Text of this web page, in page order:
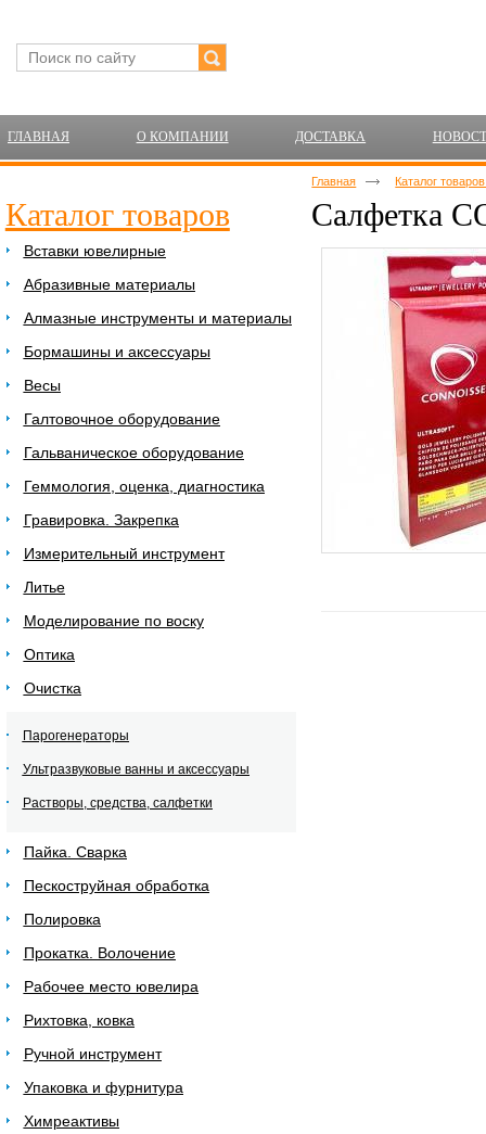
ГЛАВНАЯ О КОМПАНИИ ДОСТАВКА
Каталог товаров
Вставки ювелирные
Абразивные материалы
Алмазные инструменты и материалы
Бормашины и аксессуары
Весы
Галтовочное оборудование
Гальваническое оборудование
Геммология, оценка, диагностика
Гравировка. Закрепка
Измерительный инструмент
Литье
Моделирование по воску
Оптика
Очистка
Парогенераторы
Ультразвуковые ванны и аксессуары
Растворы, средства, салфетки
Пайка. Сварка
Пескоструйная обработка
Полировка
Прокатка. Волочение
Рабочее место ювелира
Рихтовка, ковка
Ручной инструмент
Упаковка и фурнитура
Химреактивы
Главная Каталог
Салфетка